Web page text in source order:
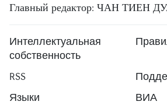
Главный редактор: ЧАН ТИЕН
Интеллектуальная
собственность
RSS
Языки
ВИА